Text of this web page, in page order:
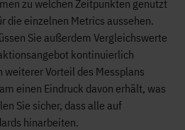
zu welchen Zeitpunkten genutzt
die einzelnen Metrics aussehen.
Sie außerdem Vergleichswerte
kontinuierlich
weiterer Vorteil des Messplans
einen Eindruck davon erhält, was
Sie sicher, dass alle auf
hinarbeiten.